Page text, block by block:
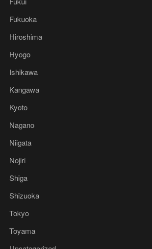
Fukuoka
Hiroshima
Hyogo
Ishikawa
Kangawa
Kyoto
Nagano
Niigata
Nojiri
Shiga
Shizuoka
Tokyo
Toyama